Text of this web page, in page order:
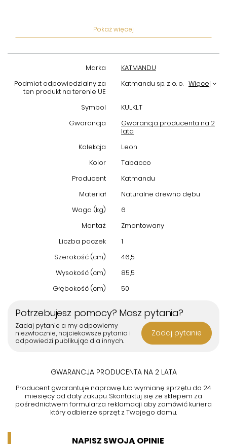
konstrukcja zapewniają komfort podczas wielogodzinnego
wyposażenia jadalni, salonu, biura, jak i innych przestrzeni
dopasowanie do różnych aranżacji wnętrz.
Wybierająckrzesło dębowe Leon Tabacco Katmandu
nowoczesnym podejściem do designu i ergonomii. To
funkcjonalny mebel, który podkreśli wyjątkowy charakter
Twojego domu lub miejsca pracy, jednocześnie dbając o Twój
Zamów już dziś i przekonaj się, jakkrzesło dębowe
zapewniając trwałość i styl na długie lata.
Pokaż więcej
Marka
KATMANDU
Podmiot odpowiedzialny za
ten produkt na terenie UE
Katmandu sp. z o. o. Więcej
Symbol
KULKLT
Gwarancja
Gwarancja producenta na 2
lata
Kolekcja
Leon
Kolor
Tabacco
Producent
Katmandu
Materiał
Naturalne drewno dębu
Waga (kg)
6
Montaż
Zmontowany
Liczba paczek
1
Szerokość (cm)
46,5
Wysokość (cm)
85,5
Głębokość (cm)
50
Potrzebujesz pomocy? Masz pytania?
Zadaj pytanie a my odpowiemy
niezwłocznie, najciekawsze pytania i
odpowiedzi publikując dla innych.
Zadaj pytanie
GWARANCJA PRODUCENTA NA 2 LATA
Producent gwarantuje naprawę lub wymianę sprzętu do 24
miesięcy od daty zakupu. Skontaktuj się ze sklepem za
pośrednictwem formularza reklamacji aby zamówić kuriera
który odbierze sprzęt z Twojego domu.
NAPISZ SWOJĄ OPINIĘ